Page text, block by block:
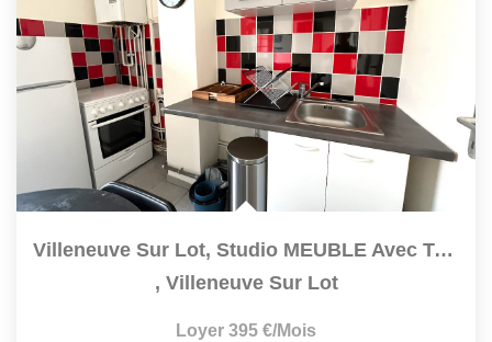
Villeneuve Sur Lot, Studio MEUBLE Avec Terrasse De 14 M² À...
, Villeneuve Sur Lot
Loyer 395 €/mois